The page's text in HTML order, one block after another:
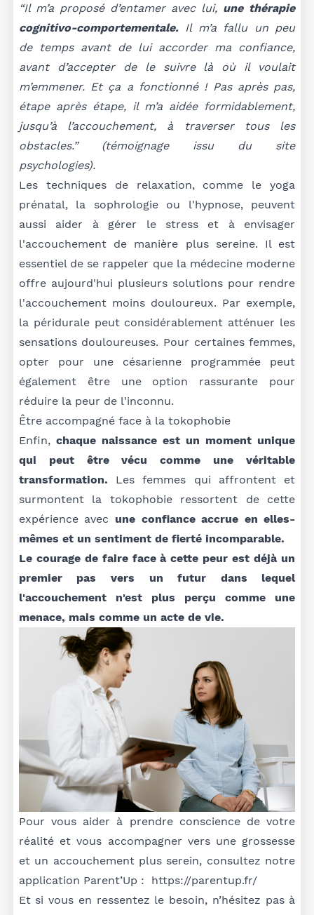
“Il m’a proposé d’entamer avec lui, une thérapie
cognitivo-comportementale.Il m’a fallu un peu
de temps avant de lui accorder ma confiance,
avant d’accepter de le suivre là où il voulait
m’emmener. Et ça a fonctionné ! Pas après pas,
étape après étape, il m’a aidée formidablement,
jusqu’à l’accouchement, à traverser tous les
obstacles.” (témoignage issu du site
psychologies).
Les techniques de relaxation, comme le yoga
prénatal, la sophrologie ou l'hypnose, peuvent
aussi aider à gérer le stress et à envisager
l'accouchement de manière plus sereine. Il est
essentiel de se rappeler que la médecine moderne
offre aujourd'hui plusieurs solutions pour rendre
l'accouchement moins douloureux. Par exemple,
la péridurale peut considérablement atténuer les
sensations douloureuses. Pour certaines femmes,
opter pour une césarienne programmée peut
également être une option rassurante pour
réduire la peur de l'inconnu.
Être accompagné face à la tokophobie
Enfin, chaque naissance est un moment unique
qui peut être vécu comme une véritable
transformation. Les femmes qui affrontent et
surmontent la tokophobie ressortent de cette
expérience avec une confiance accrue en elles-
mêmes et un sentiment de fierté incomparable.
Le courage de faire face à cette peur est déjà un
premier pas vers un futur dans lequel
l'accouchement n'est plus perçu comme une
menace, mais comme un acte de vie.
Pour vous aider à prendre conscience de votre
réalité et vous accompagner vers une grossesse
et un accouchement plus serein, consultez notre
application Parent’Up : https://parentup.fr/
Et si vous en ressentez le besoin, n’hésitez pas à